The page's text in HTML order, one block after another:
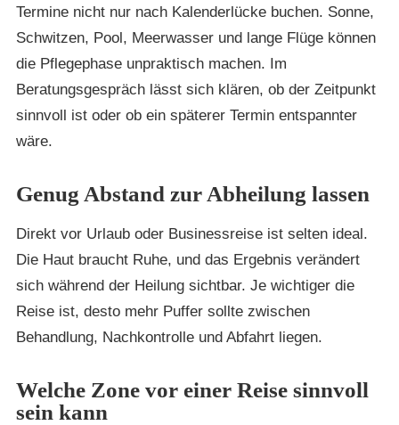
Termine nicht nur nach Kalenderlücke buchen. Sonne,
Schwitzen, Pool, Meerwasser und lange Flüge können
die Pflegephase unpraktisch machen. Im
Beratungsgespräch lässt sich klären, ob der Zeitpunkt
sinnvoll ist oder ob ein späterer Termin entspannter
wäre.
Genug Abstand zur Abheilung lassen
Direkt vor Urlaub oder Businessreise ist selten ideal.
Die Haut braucht Ruhe, und das Ergebnis verändert
sich während der Heilung sichtbar. Je wichtiger die
Reise ist, desto mehr Puffer sollte zwischen
Behandlung, Nachkontrolle und Abfahrt liegen.
Welche Zone vor einer Reise sinnvoll
sein kann